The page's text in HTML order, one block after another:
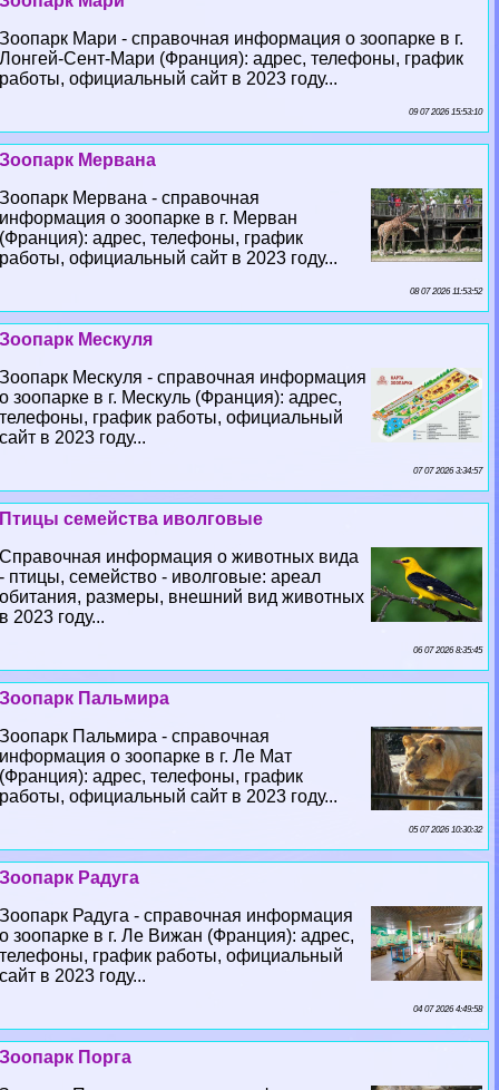
Зоопарк Мари - справочная информация о зоопарке в г.
Лонгeй-Сент-Мари (Франция): адрес, телефоны, график
работы, официальный сайт в 2023 году...
09 07 2026 15:53:10
Зоопарк Мервана
Зоопарк Мервана - справочная
информация о зоопарке в г. Мерван
(Франция): адрес, телефоны, график
работы, официальный сайт в 2023 году...
08 07 2026 11:53:52
Зоопарк Мескуля
Зоопарк Мескуля - справочная информация
о зоопарке в г. Мескуль (Франция): адрес,
телефоны, график работы, официальный
сайт в 2023 году...
07 07 2026 3:34:57
Птицы семейства иволговые
Справочная информация о животных вида
- птицы, семейство - иволговые: ареал
обитания, размеры, внешний вид животных
в 2023 году...
06 07 2026 8:35:45
Зоопарк Пальмира
Зоопарк Пальмира - справочная
информация о зоопарке в г. Ле Мат
(Франция): адрес, телефоны, график
работы, официальный сайт в 2023 году...
05 07 2026 10:30:32
Зоопарк Радуга
Зоопарк Радуга - справочная информация
о зоопарке в г. Ле Вижан (Франция): адрес,
телефоны, график работы, официальный
сайт в 2023 году...
04 07 2026 4:49:58
Зоопарк Порга